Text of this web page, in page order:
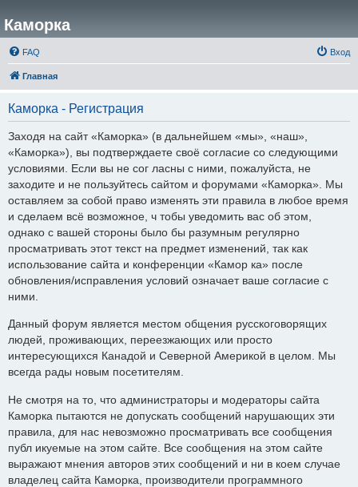
Каморка
FAQ Вход
Главная
Каморка - Регистрация
Заходя на сайт «Каморка» (в дальнейшем «мы», «наш»,
«Каморка»), вы подтверждаете своё согласие со следующими
условиями. Если вы не сог ласны с ними, пожалуйста, не
заходите и не пользуйтесь сайтом и форумами «Каморка». Мы
оставляем за собой право изменять эти правила в любое время
и сделаем всё возможное, ч тобы уведомить вас об этом,
однако с вашей стороны было бы разумным регулярно
просматривать этот текст на предмет изменений, так как
использование сайта и конференции «Камор ка» после
обновления/исправления условий означает ваше согласие с
ними.
Данный форум является местом общения русскоговорящих
людей, проживающих, переезжающих или просто
интересующихся Канадой и Северной Америкой в целом. Мы
всегда рады новым посетителям.
Не смотря на то, что администраторы и модераторы сайта
Каморка пытаются не допускать сообщений нарушающих эти
правила, для нас невозможно просматривать все сообщения
публ икуемые на этом сайте. Все сообщения на этом сайте
выражают мнения авторов этих сообщений и ни в коем случае
владелец сайта Каморка, производители программного